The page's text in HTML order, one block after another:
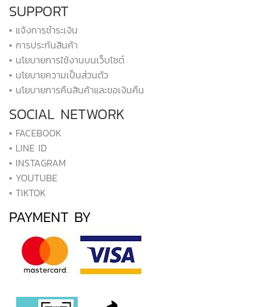
SUPPORT
• แจ้งการชำระเงิน
• การประกันสินค้า
• นโยบายการใช้งานบนเว็บไซต์
• นโยบายความเป็นส่วนตัว
• นโยบายการคืนสินค้าและขอเงินคืน
SOCIAL NETWORK
• FACEBOOK
• LINE ID
• INSTAGRAM
• YOUTUBE
• TIKTOK
PAYMENT BY